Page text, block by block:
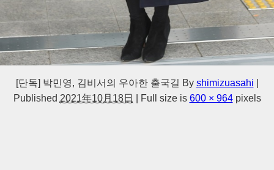
[단독] 박민영, 김비서의 우아한 출국길 By shimizuasahi
Published 2021年10月18日 Full size is 600 × 964pixels